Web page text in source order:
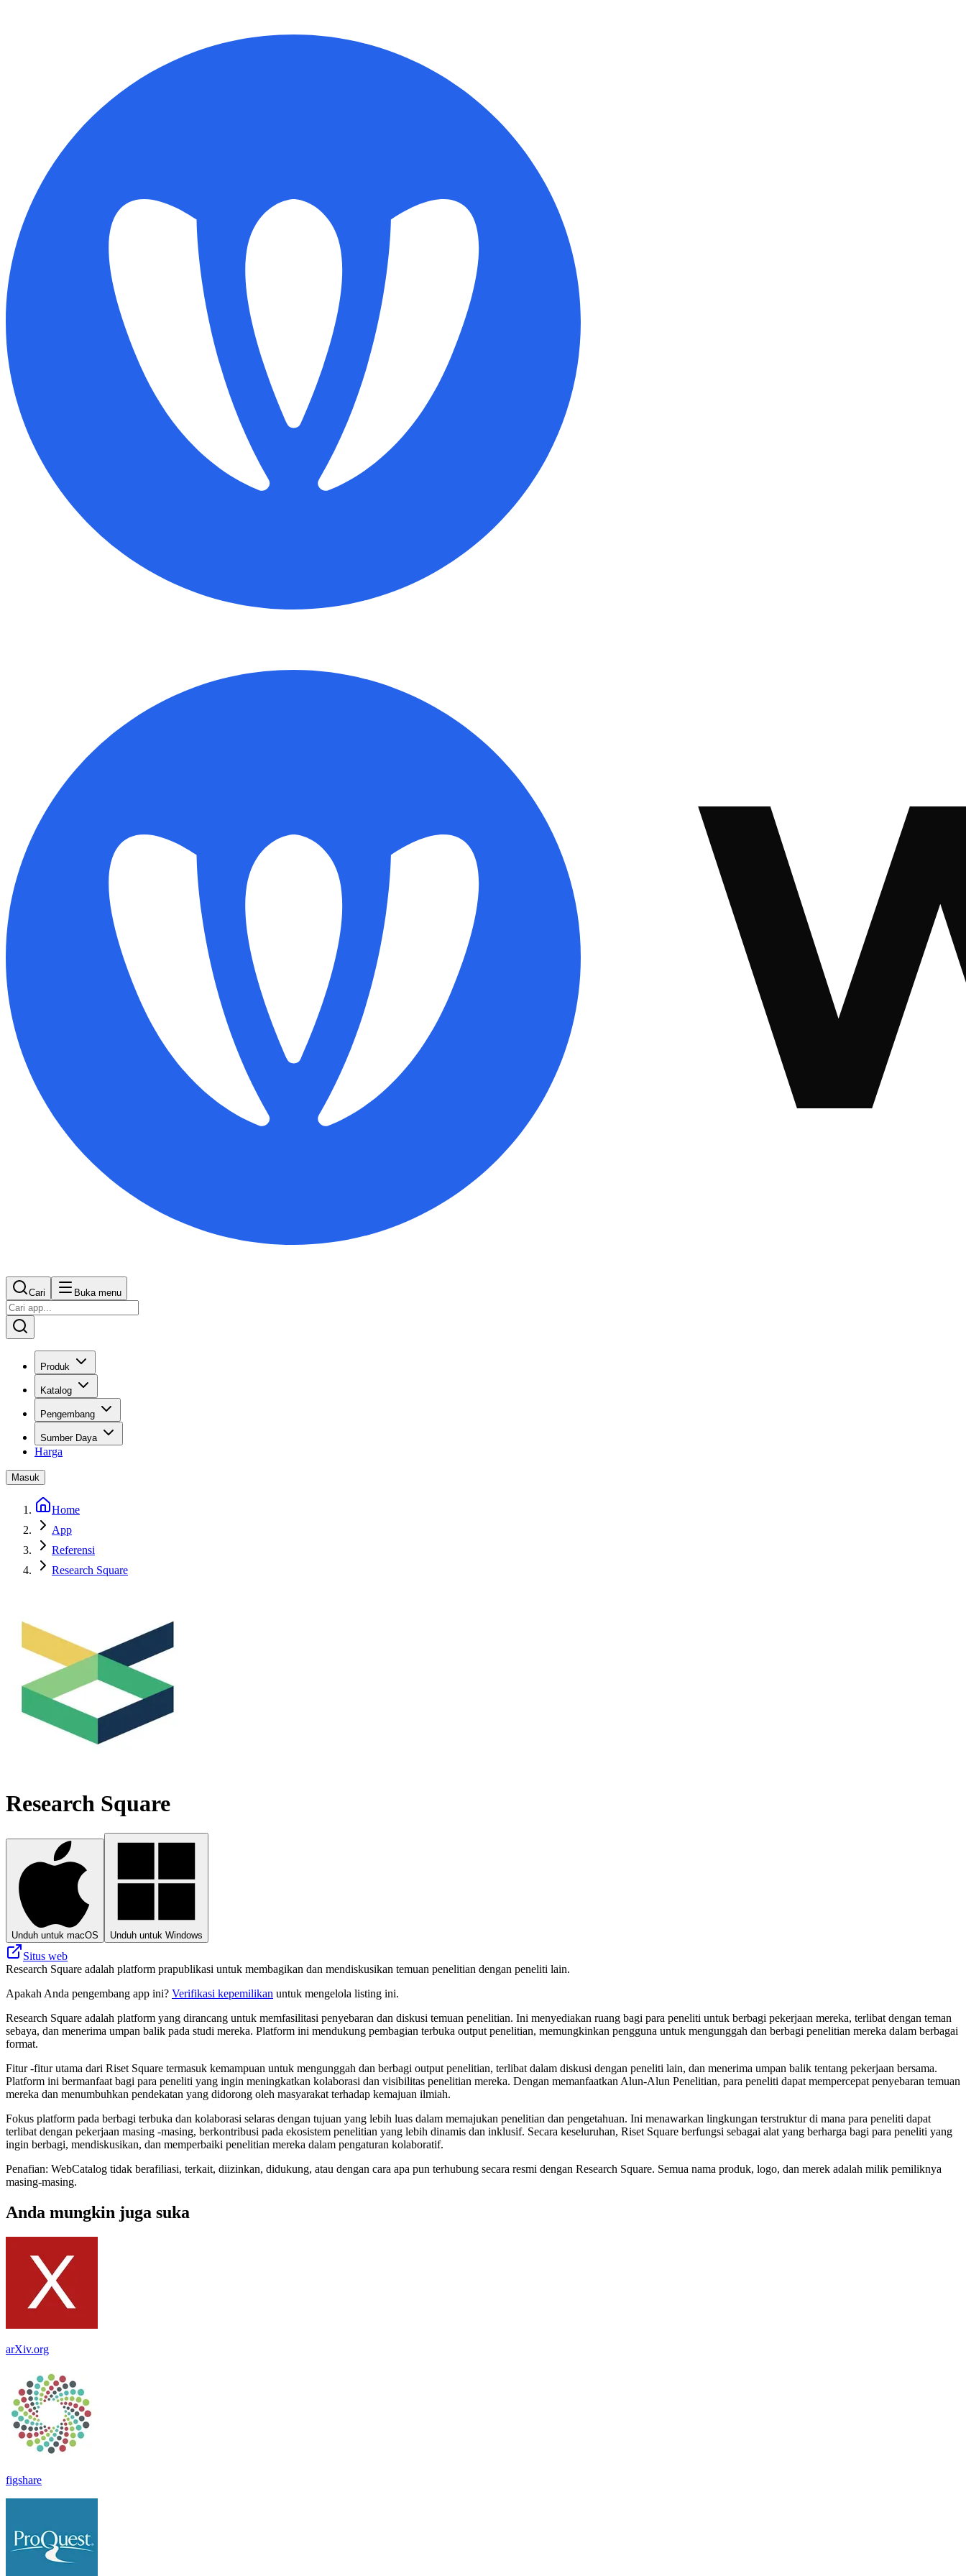
Cari Buka menu
Produk
Katalog
Pengembang
Sumber Daya
Harga
Masuk
Home
App
Referensi
Research Square
Research Square
Unduh untuk macOS Unduh untuk Windows
Situs web
Research Square adalah platform prapublikasi untuk membagikan dan mendiskusikan temuan penelitian dengan peneliti lain.
Apakah Anda pengembang app ini? Verifikasi kepemilikan untuk mengelola listing ini.
Research Square adalah platform yang dirancang untuk memfasilitasi penyebaran dan diskusi temuan penelitian. Ini menyediakan ruang bagi para peneliti untuk berbagi pekerjaan mereka, terlibat dengan teman
sebaya, dan menerima umpan balik pada studi mereka. Platform ini mendukung pembagian terbuka output penelitian, memungkinkan pengguna untuk mengunggah dan berbagi penelitian mereka dalam berbagai
format.
Fitur -fitur utama dari Riset Square termasuk kemampuan untuk mengunggah dan berbagi output penelitian, terlibat dalam diskusi dengan peneliti lain, dan menerima umpan balik tentang pekerjaan bersama.
Platform ini bermanfaat bagi para peneliti yang ingin meningkatkan kolaborasi dan visibilitas penelitian mereka. Dengan memanfaatkan Alun-Alun Penelitian, para peneliti dapat mempercepat penyebaran temuan
mereka dan menumbuhkan pendekatan yang didorong oleh masyarakat terhadap kemajuan ilmiah.
Fokus platform pada berbagi terbuka dan kolaborasi selaras dengan tujuan yang lebih luas dalam memajukan penelitian dan pengetahuan. Ini menawarkan lingkungan terstruktur di mana para peneliti dapat
terlibat dengan pekerjaan masing -masing, berkontribusi pada ekosistem penelitian yang lebih dinamis dan inklusif. Secara keseluruhan, Riset Square berfungsi sebagai alat yang berharga bagi para peneliti yang
ingin berbagi, mendiskusikan, dan memperbaiki penelitian mereka dalam pengaturan kolaboratif.
Penafian: WebCatalog tidak berafiliasi, terkait, diizinkan, didukung, atau dengan cara apa pun terhubung secara resmi dengan Research Square. Semua nama produk, logo, dan merek adalah milik pemiliknya
masing-masing.
Anda mungkin juga suka
arXiv.org
figshare